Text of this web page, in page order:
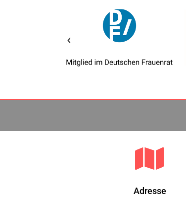
‹

Adresse